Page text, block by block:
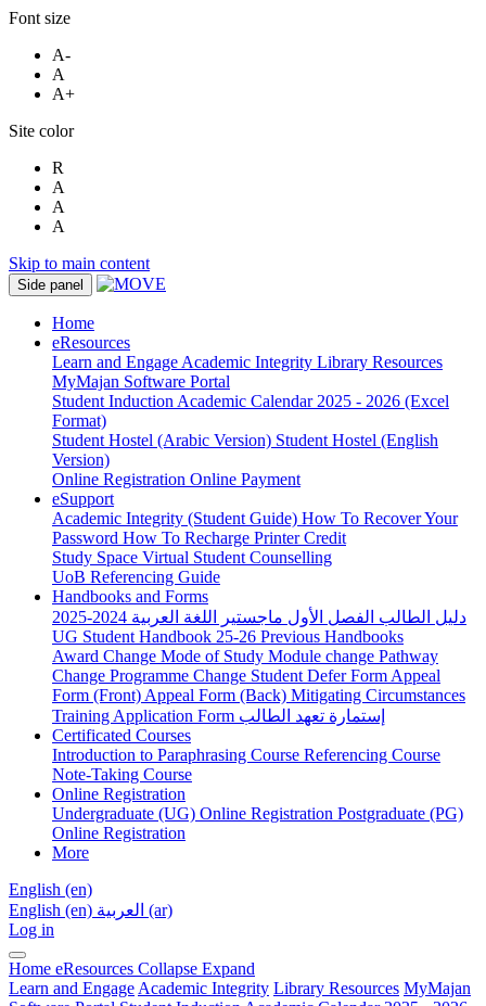
Font size
A-
A
A+
Site color
R
A
A
A
Skip to main content
Side panel
Home
eResources
Learn and Engage Academic Integrity Library Resources
MyMajan Software Portal
Student Induction Academic Calendar 2025 - 2026 (Excel
Format)
Student Hostel (Arabic Version) Student Hostel (English
Version)
Online Registration Online Payment
eSupport
Academic Integrity (Student Guide) How To Recover Your
Password How To Recharge Printer Credit
Study Space Virtual Student Counselling
UoB Referencing Guide
Handbooks and Forms
دليل الطالب الفصل الأول ماجستير اللغة العربية 2024-2025
UG Student Handbook 25-26 Previous Handbooks
Award Change Mode of Study Module change Pathway
Change Programme Change Student Defer Form Appeal
Form (Front) Appeal Form (Back) Mitigating Circumstances
Training Application Form إستمارة تعهد الطالب
Certificated Courses
Introduction to Paraphrasing Course Referencing Course
Note-Taking Course
Online Registration
Undergraduate (UG) Online Registration Postgraduate (PG)
Online Registration
More
English ‎(en)‎
English ‎(en)‎
العربية ‎(ar)‎
Log in
Home eResources Collapse Expand
Learn and Engage Academic Integrity Library Resources MyMajan